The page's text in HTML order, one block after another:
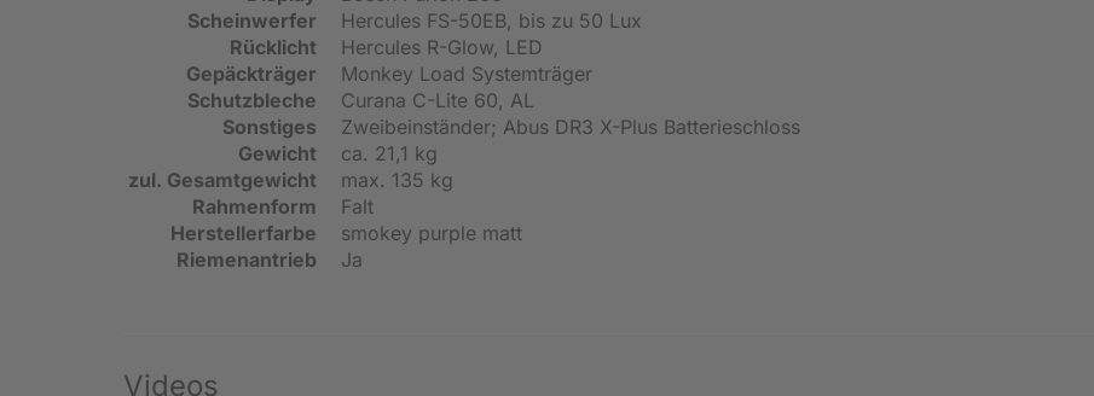
Scheinwerfer
Hercules FS-50EB, bis zu 50 Lux
Rücklicht
Hercules R-Glow, LED
Gepäckträger
Monkey Load Systemträger
Schutzbleche
Curana C-Lite 60, AL
Sonstiges
Zweibeinständer; Abus DR3 X-Plus Batterieschloss
Gewicht
ca. 21,1 kg
zul. Gesamtgewicht
max. 135 kg
Rahmenform
Falt
Herstellerfarbe
smokey purple matt
Riemenantrieb
Ja
Videos